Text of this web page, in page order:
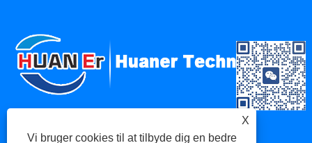
X
Vi bruger cookies til at tilbyde dig en bedre